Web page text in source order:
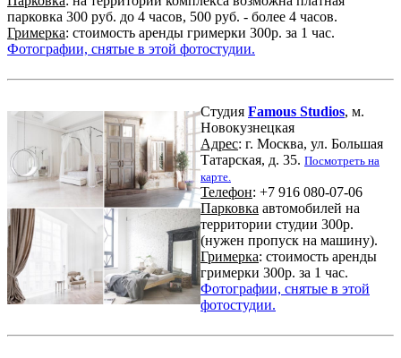
парковка 300 руб. до 4 часов, 500 руб. - более 4 часов.
Гримерка: стоимость аренды гримерки 300р. за 1 час.
Фотографии, снятые в этой фотостудии.
Студия Famous Studios, м.
Новокузнецкая
Адрес: г. Москва, ул. Большая
Татарская, д. 35. Посмотреть на
карте.
Телефон: +7 916 080-07-06
Парковка автомобилей на
территории студии 300р.
(нужен пропуск на машину).
Гримерка: стоимость аренды
гримерки 300р. за 1 час.
Фотографии, снятые в этой
фотостудии.